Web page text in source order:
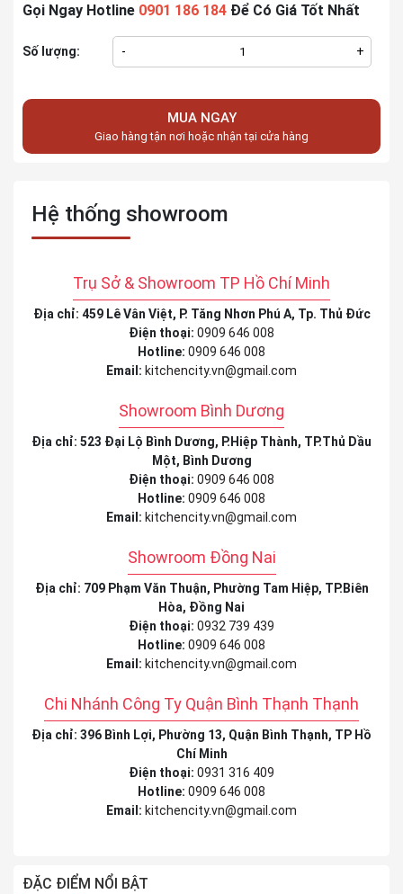
Gọi Ngay Hotline 0901 186 184 Để Có Giá Tốt Nhất
Số lượng: - +
MUA NGAY
Giao hàng tận nơi hoặc nhận tại cửa hàng
Hệ thống showroom
Trụ Sở & Showroom TP Hồ Chí Minh
Địa chỉ: 459 Lê Vân Việt, P. Tăng Nhơn Phú A, Tp. Thủ Đức
Điện thoại: 0909 646 008
Hotline: 0909 646 008
Email: kitchencity.vn@gmail.com
Showroom Bình Dương
Địa chỉ: 523 Đại Lộ Bình Dương, P.Hiệp Thành, TP.Thủ Dầu
Một, Bình Dương
Điện thoại: 0909 646 008
Hotline: 0909 646 008
Email: kitchencity.vn@gmail.com
Showroom Đồng Nai
Địa chỉ: 709 Phạm Văn Thuận, Phường Tam Hiệp, TP.Biên
Hòa, Đồng Nai
Điện thoại: 0932 739 439
Hotline: 0909 646 008
Email: kitchencity.vn@gmail.com
Chi Nhánh Công Ty Quận Bình Thạnh Thạnh
Địa chỉ: 396 Bình Lợi, Phường 13, Quận Bình Thạnh, TP Hồ
Chí Minh
Điện thoại: 0931 316 409
Hotline: 0909 646 008
Email: kitchencity.vn@gmail.com
ĐẶC ĐIỂM NỔI BẬT